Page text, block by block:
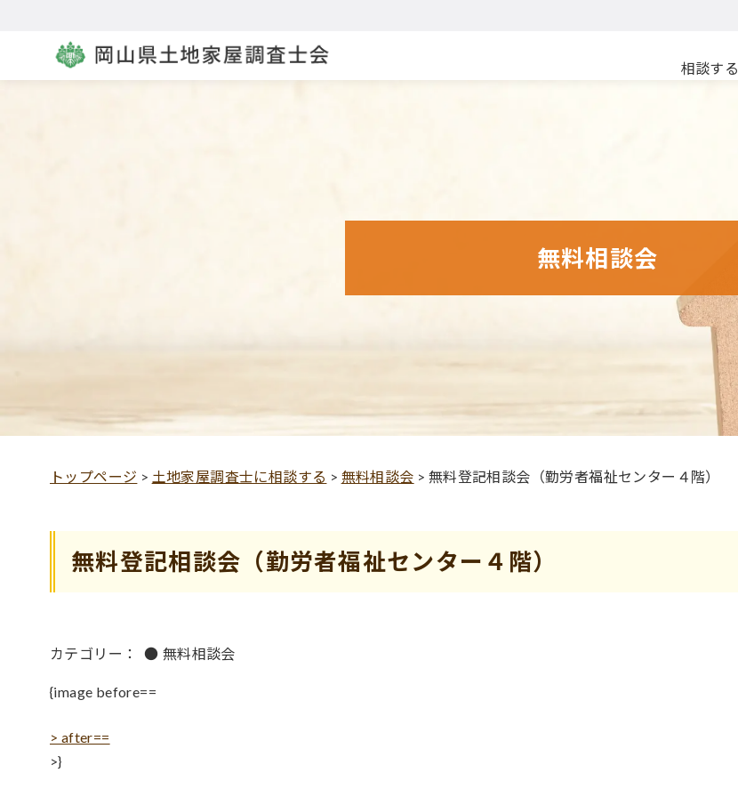
相談する
無料相談会
トップページ > 土地家屋調査士に相談する > 無料相談会 > 無料登記相談会（勤労者福祉センター４階）
無料登記相談会（勤労者福祉センター４階）
カテゴリー： ● 無料相談会
{image before==
> after==
>}